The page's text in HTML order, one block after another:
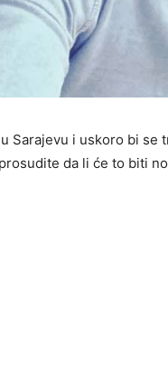
Sarajevu i uskoro bi se
da li će to biti